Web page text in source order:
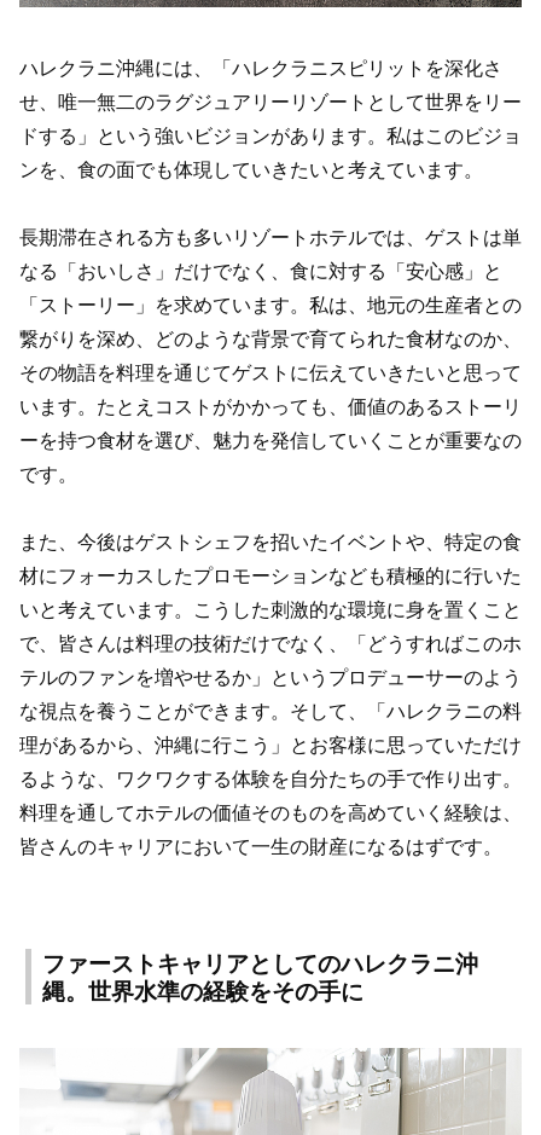
ハレクラニ沖縄には、「ハレクラニスピリットを深化さ
せ、唯一無二のラグジュアリーリゾートとして世界をリー
ドする」という強いビジョンがあります。私はこのビジョ
ンを、食の面でも体現していきたいと考えています。
長期滞在される方も多いリゾートホテルでは、ゲストは単
なる「おいしさ」だけでなく、食に対する「安心感」と
「ストーリー」を求めています。私は、地元の生産者との
繋がりを深め、どのような背景で育てられた食材なのか、
その物語を料理を通じてゲストに伝えていきたいと思って
います。たとえコストがかかっても、価値のあるストーリ
ーを持つ食材を選び、魅力を発信していくことが重要なの
です。
また、今後はゲストシェフを招いたイベントや、特定の食
材にフォーカスしたプロモーションなども積極的に行いた
いと考えています。こうした刺激的な環境に身を置くこと
で、皆さんは料理の技術だけでなく、「どうすればこのホ
テルのファンを増やせるか」というプロデューサーのよう
な視点を養うことができます。そして、「ハレクラニの料
理があるから、沖縄に行こう」とお客様に思っていただけ
るような、ワクワクする体験を自分たちの手で作り出す。
料理を通してホテルの価値そのものを高めていく経験は、
皆さんのキャリアにおいて一生の財産になるはずです。
ファーストキャリアとしてのハレクラニ沖
縄。世界水準の経験をその手に